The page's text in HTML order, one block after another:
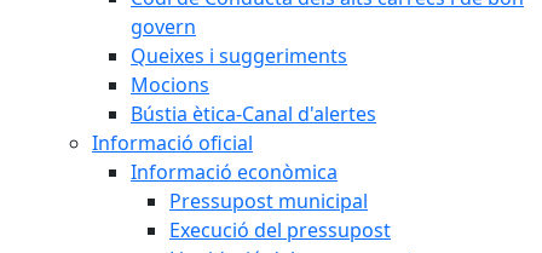
govern
Queixes i suggeriments
Mocions
Bústia ètica-Canal d'alertes
Informació oficial
Informació econòmica
Pressupost municipal
Execució del pressupost